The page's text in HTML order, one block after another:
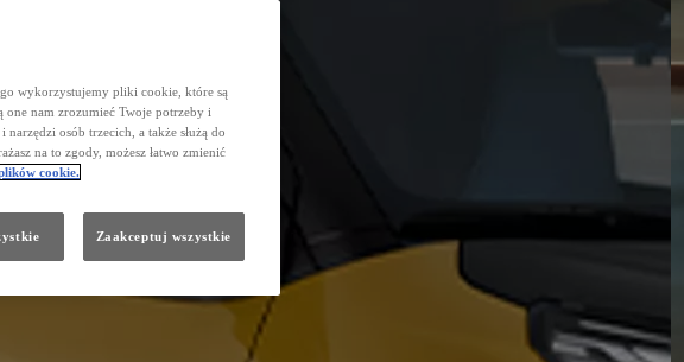
wykorzystujemy pliki cookie, które są
one nam zrozumieć Twoje potrzeby i
osób trzecich, a także służą do
na to zgody, możesz łatwo zmienić
cookie.
Zaakceptuj wszystkie